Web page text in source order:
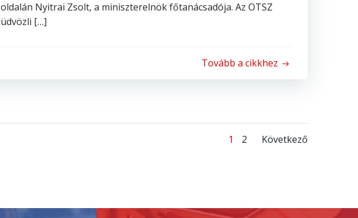
oldalán Nyitrai Zsolt, a miniszterelnök főtanácsadója. Az OTSZ
üdvözli […]
Tovább a cikkhez
Posts
Page
1 Page
2
Posts
Következő